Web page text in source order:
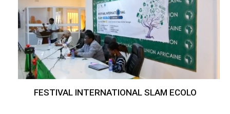
FESTIVAL INTERNATIONAL SLAM ECOLO